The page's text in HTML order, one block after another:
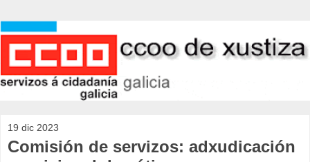
19 dic 2023
Comisión de servizos: adxudicación